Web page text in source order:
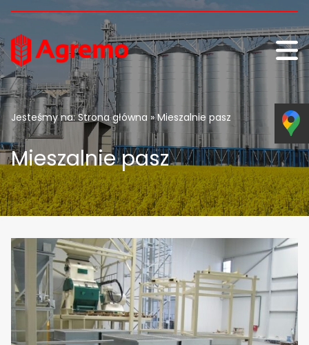
Skip to content
Jesteśmy na:Strona główna » Mieszalnie pasz
Mieszalnie pasz